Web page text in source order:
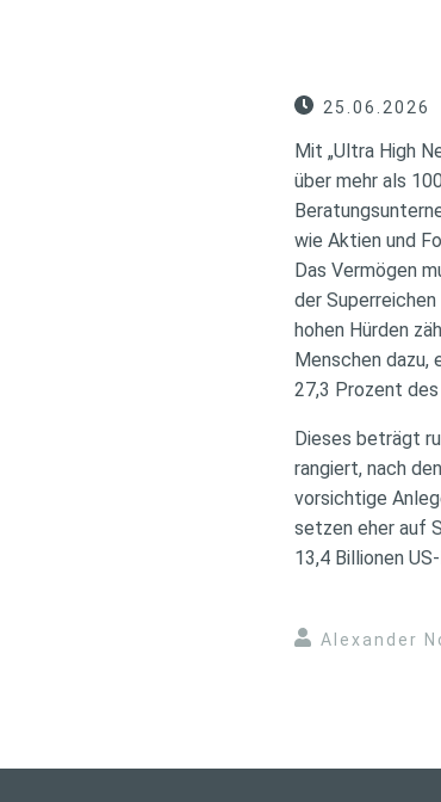
25.06.2026
Mit „Ultra High
über mehr als
wie Aktien und
Das Vermögen
der
hohen Hürden
Menschen dazu,
27,3 Prozent
Dieses beträgt
rangiert, nach
vorsichtige
setzen eher auf
13,4 Billionen
Alexander